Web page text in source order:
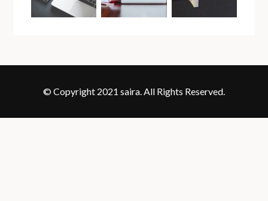
© Copyright 2021 saira. All Rights Reserved.